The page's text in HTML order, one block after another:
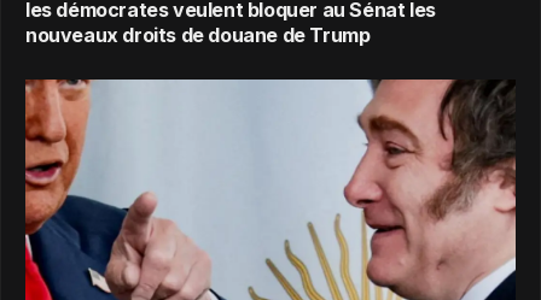
les démocrates veulent bloquer au Sénat les
nouveaux droits de douane de Trump